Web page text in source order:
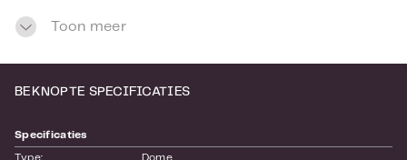
Toon meer
BEKNOPTE SPECIFICATIES
Specificaties
Type: Dome